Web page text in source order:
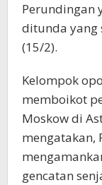
Perundingan
ditunda yang
(15/2).
Kelompok
memboikot
Moskow di
mengatakan,
gencatan